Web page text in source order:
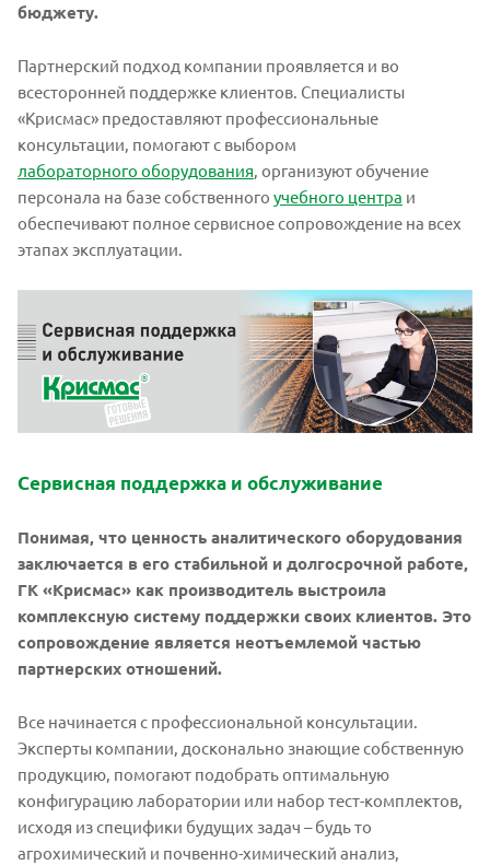
бюджету.
Партнерский подход компании проявляется и во
всесторонней поддержке клиентов. Специалисты
«Крисмас» предоставляют профессиональные
консультации, помогают с выбором
лабораторного оборудования, организуют обучение
персонала на базе собственного учебного центра и
обеспечивают полное сервисное сопровождение на всех
этапах эксплуатации.
Сервисная поддержка и обслуживание
Понимая, что ценность аналитического оборудования
заключается в его стабильной и долгосрочной работе,
ГК «Крисмас» как производитель выстроила
комплексную систему поддержки своих клиентов. Это
сопровождение является неотъемлемой частью
партнерских отношений.
Все начинается с профессиональной консультации.
Эксперты компании, досконально знающие собственную
продукцию, помогают подобрать оптимальную
конфигурацию лаборатории или набор тест-комплектов,
исходя из специфики будущих задач – будь то
агрохимический и почвенно-химический анализ,